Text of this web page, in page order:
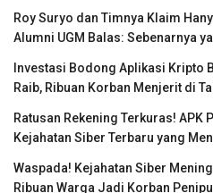
Roy Suryo dan Timnya Klaim
Alumni UGM Balas: Sebenarnya
Investasi Bodong Aplikasi Kripto
Raib, Ribuan Korban Menjerit di
Ratusan Rekening Terkuras! APK
Kejahatan Siber Terbaru yang
Waspada! Kejahatan Siber
Ribuan Warga Jadi Korban